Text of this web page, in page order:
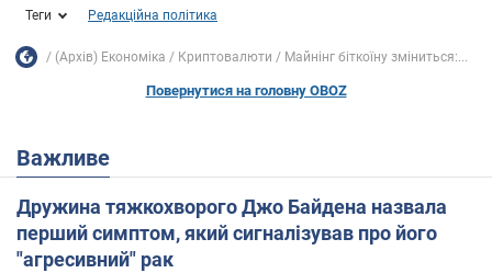
Теги Редакційна політика
(Архів) Економіка Криптовалюти Майнінг біткоїну зміниться:...
Повернутися на головну OBOZ
Важливе
Дружина тяжкохворого Джо Байдена назвала
перший симптом, який сигналізував про його
"агресивний" рак